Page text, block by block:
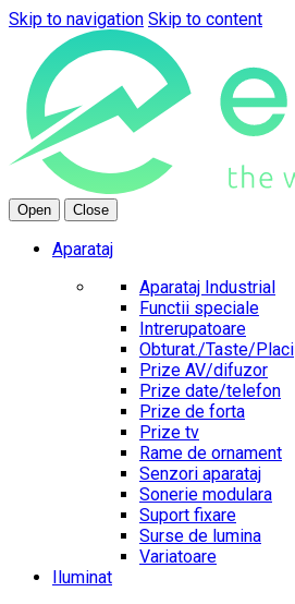
Skip to navigation Skip to content
Open Close
Aparataj
Aparataj Industrial
Functii speciale
Intrerupatoare
Obturat./Taste/Placi
Prize AV/difuzor
Prize date/telefon
Prize de forta
Prize tv
Rame de ornament
Senzori aparataj
Sonerie modulara
Suport fixare
Surse de lumina
Variatoare
Iluminat